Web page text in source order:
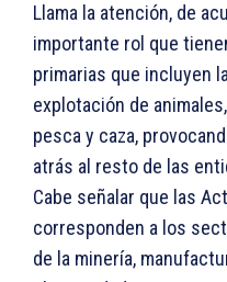
Llama la atención, de
importante rol que
primarias que incluyen
explotación de
pesca y caza,
atrás al resto de las
Cabe señalar que las
corresponden a los
de la minería,